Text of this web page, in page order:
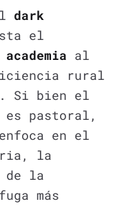
dark
el
al
rural
Si bien el
pastoral,
en el
la
de la
más